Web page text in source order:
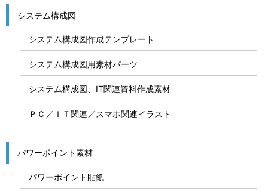
システム構成図
システム構成図作成テンプレート
システム構成図用素材パーツ
システム構成図、IT関連資料作成素材
ＰＣ／ＩＴ関連／スマホ関連イラスト
パワーポイント素材
パワーポイント貼紙